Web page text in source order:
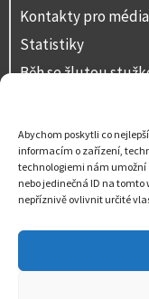
Abychom poskytli co
informacím o zařízení,
technologiemi nám umožní
nebo jedinečná ID na
nepříznivě ovlivnit určité
Kontakty pro média
Statistiky
Běh se žlutou
Prohlášení o
Napište nám